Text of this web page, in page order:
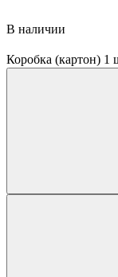
В наличии
Коробка (картон)